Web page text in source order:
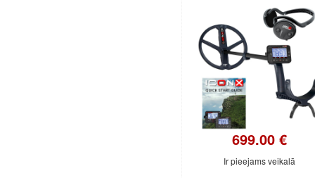
699.00 €
Ir pieejams veikalā